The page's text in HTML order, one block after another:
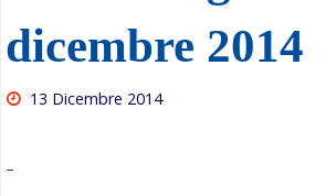
dicembre 2014
13 Dicembre 2014
–